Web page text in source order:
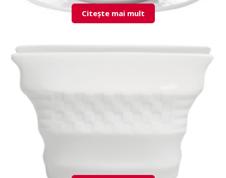
Citește mai mult